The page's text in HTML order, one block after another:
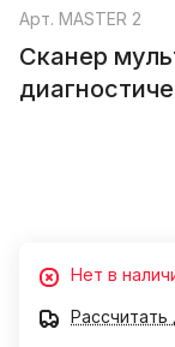
Арт. MASTER 2
Сканер
Нет в
Рассчитать